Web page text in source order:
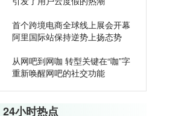
首个跨境电商全球线上展会开幕
阿里国际站保持逆势上扬态势
从网吧到网咖 转型关键在“咖”字
重新唤醒网吧的社交功能
24小时热点